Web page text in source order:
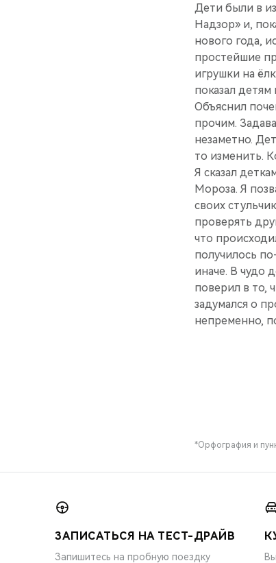
Дети были в
Надзор» и,
нового го­да,
простейшие
игрушки на
показал
Объясн­ил
прочим.
незаметно.
то изменить.
Я сказал
Мороза. Я
своих
проверять
что
получилось
иначе. В чудо
поверил в то,
за­думался о
непременно,
*Орфография и
ЗАПИСАТЬСЯ НА ТЕСТ-ДРАЙВ
Запишитесь на пробную поездку